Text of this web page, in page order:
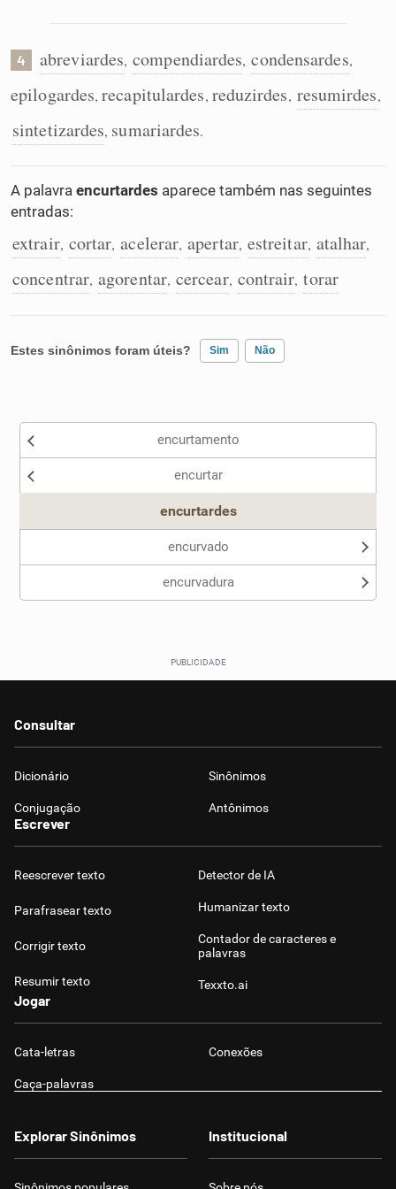
4 abreviardes, compendiardes, condensardes,
epilogardes,recapitulardes, reduzirdes, resumirdes,
sintetizardes, sumariardes.
A palavra encurtardes aparece também nas seguintes
entradas:
extrair, cortar, acelerar, apertar, estreitar, atalhar,
concentrar, agorentar, cercear, contrair, torar
Estes sinônimos foram úteis? Sim Não
Nenhum dos sinônimos apresentados me ajudou
encurtamento
encurtar
encurtardes
encurvado
encurvadura
Consultar
Dicionário Sinônimos
Conjugação Antônimos
Escrever
Reescrever texto
Parafrasear texto
Corrigir texto
Resumir texto
Detector de IA
Humanizar texto
Contador de caracteres e
palavras
Texxto.ai
Jogar
Cata-letras Conexões
Caça-palavras
Explorar Sinônimos Institucional